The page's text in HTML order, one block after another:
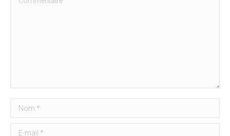
Nom *
E-mail *